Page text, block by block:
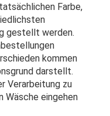
Farbe,
gestellt werden.
kommen
darstellt.
Verarbeitung zu
Wäsche eingehen